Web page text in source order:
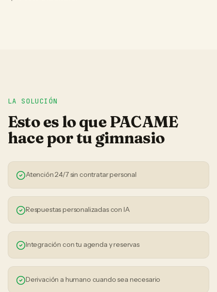
LA SOLUCIÓN
Esto es lo que PACAME
hace por tu gimnasio
Atención 24/7 sin contratar personal
Respuestas personalizadas con IA
Integración con tu agenda y reservas
Derivación a humano cuando sea necesario